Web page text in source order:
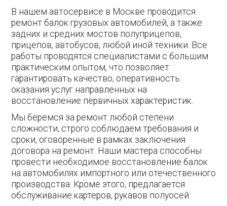
В нашем автосервисе в Москве проводится
ремонт балок грузовых автомобилей, а также
задних и средних мостов полуприцепов,
прицепов, автобусов, любой иной техники. Все
работы проводятся специалистами с большим
практическим опытом, что позволяет
гарантировать качество, оперативность
оказания услуг направленных на
восстановление первичных характеристик.
Мы беремся за ремонт любой степени
сложности, строго соблюдаем требования и
сроки, оговоренные в рамках заключения
договора на ремонт. Наши мастера способны
провести необходимое восстановление балок
на автомобилях импортного или отечественного
производства. Кроме этого, предлагается
обслуживание картеров, рукавов полуосей.